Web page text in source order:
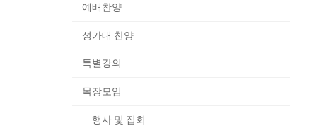
예배찬양
성가대 찬양
특별강의
목장모임
행사 및 집회